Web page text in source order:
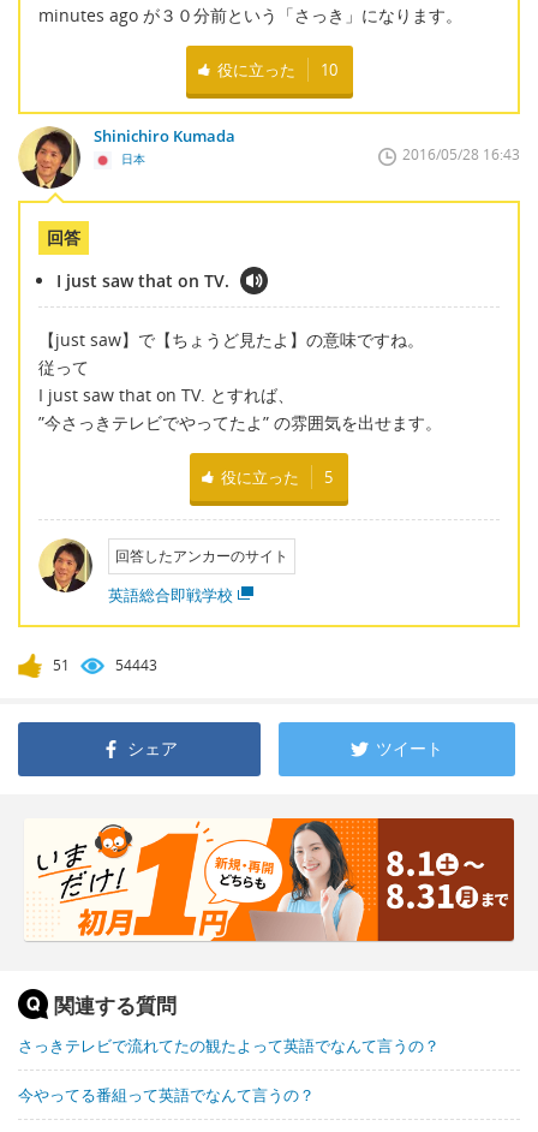
minutes ago が３０分前という「さっき」になります。
役に立った 10
Shinichiro Kumada
日本 2016/05/28 16:43
回答
I just saw that on TV.
【just saw】で【ちょうど見たよ】の意味ですね。
従って
I just saw that on TV. とすれば、
”今さっきテレビでやってたよ” の雰囲気を出せます。
役に立った 5
回答したアンカーのサイト
英語総合即戦学校
51 54443
シェア ツイート
関連する質問
さっきテレビで流れてたの観たよって英語でなんて言うの？
今やってる番組って英語でなんて言うの？